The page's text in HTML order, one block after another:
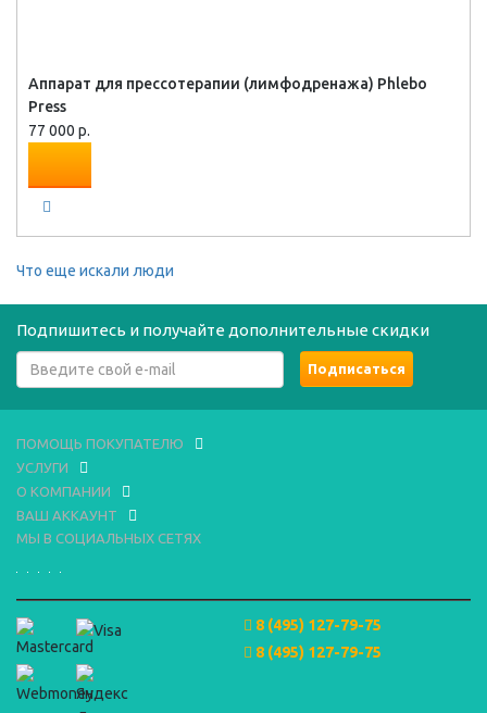
Аппарат для прессотерапии (лимфодренажа) Phlebo
Press
77 000 р.
Что еще искали люди
Подпишитесь и получайте дополнительные скидки
ПОМОЩЬ ПОКУПАТЕЛЮ
УСЛУГИ
О КОМПАНИИ
ВАШ АККАУНТ
МЫ В СОЦИАЛЬНЫХ СЕТЯХ
8 (495) 127-79-75
8 (495) 127-79-75